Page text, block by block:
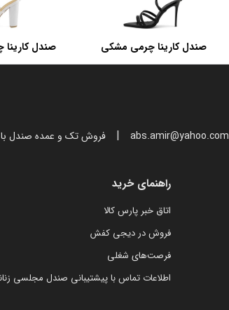
صندل کارینا چرمی مشکی
صندل
abs.amir@yahoo.com
| فروش تک و عمده صندل
راهنمای خرید
اتاق خبر پارس کالا
فروش در دیجی کفش
فرصت‌های شغلی
اطلاعات تماس با پیشتیبانی صندل مجلسی